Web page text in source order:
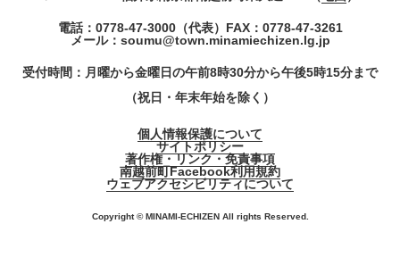
電話： 0778-47-3000（代表） FAX：0778-47-3261
メール： soumu@town.minamiechizen.lg.jp
受付時間：月曜から金曜日の午前8時30分から午後5時15分まで
（祝日・年末年始を除く）
個人情報保護について
サイトポリシー
著作権・リンク・免責事項
南越前町Facebook利用規約
ウェブアクセシビリティについて
Copyright © MINAMI-ECHIZEN All rights Reserved.